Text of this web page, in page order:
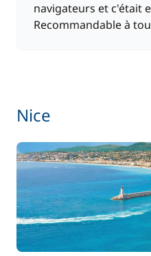
Paddle
Cuisinier (repas non
Hôtesse (repas non
navigateurs et c'était
Recommandable à
Nice